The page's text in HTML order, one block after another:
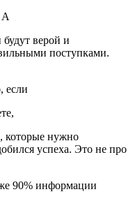
А
верой и
поступками.
если
которые нужно
успеха. Это не про
90% информации